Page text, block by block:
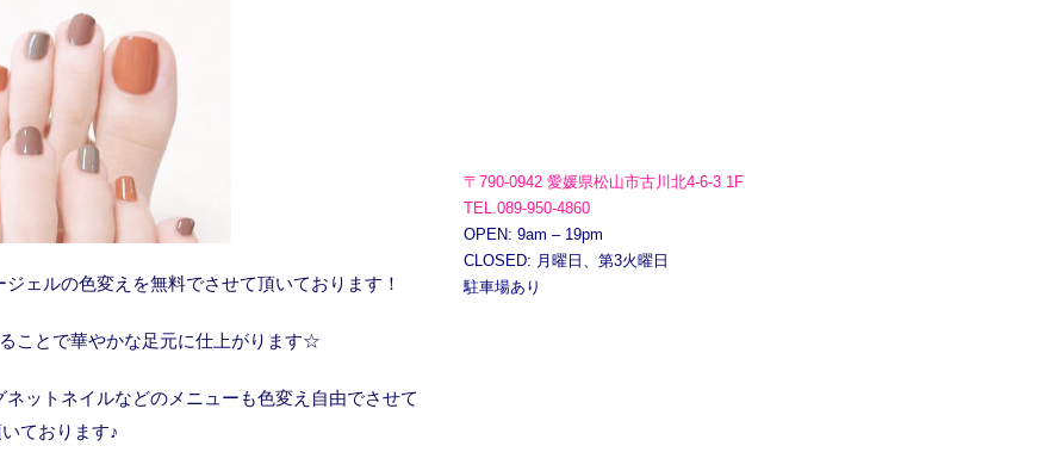
ェルの色変えを無料でさせて頂いております！
ことで華やかな足元に仕上がります☆
ットネイルなどのメニューも色変え自由でさせて
ております♪
〒790-0942 愛媛県松山市古川北4-6-3 1F
TEL.089-950-4860
OPEN: 9am – 19pm
CLOSED: 月曜日、第3火曜日
駐車場あり